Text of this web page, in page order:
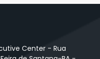
Center - Rua